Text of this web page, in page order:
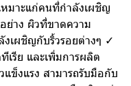
มาะแก่คนที่กำลังเผชิญ
ย่าง ผิวที่ขาดความ
เผชิญกับริ้วรอยต่างๆ ✓
เรีย และเพิ่มการผลิต
ข็งแรง สามารถรับมือกับ